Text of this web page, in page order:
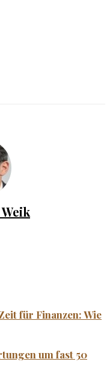
für Finanzen: Wie
um fast 50